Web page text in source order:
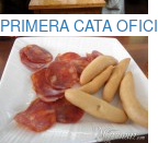
PRIMERA CATA